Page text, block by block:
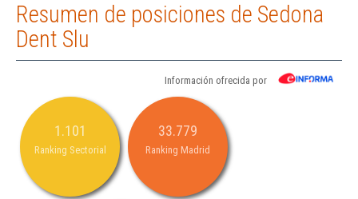
Resumen de posiciones de Sedona
Dent Slu
Información ofrecida por
1.101
Ranking Sectorial
33.779
Ranking Madrid